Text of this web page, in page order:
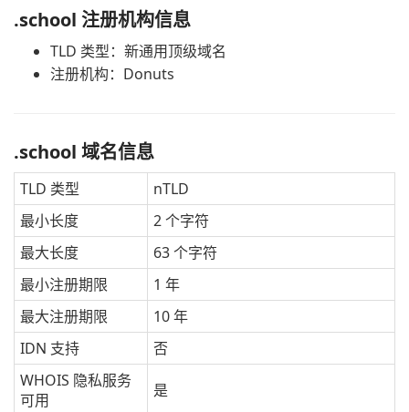
.school 注册机构信息
TLD 类型：新通用顶级域名
注册机构：Donuts
.school 域名信息
TLD 类型
nTLD
最小长度
2 个字符
最大长度
63 个字符
最小注册期限
1 年
最大注册期限
10 年
IDN 支持
否
WHOIS 隐私服务
可用
是